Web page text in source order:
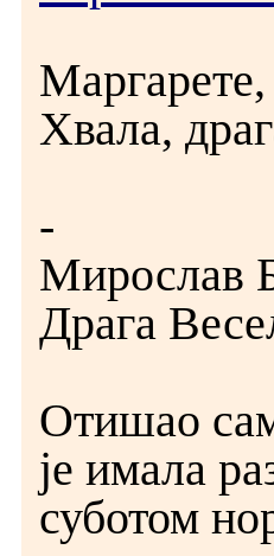
Хвала,
-
Мирослав
Драга
Отишао
је имала
суботом